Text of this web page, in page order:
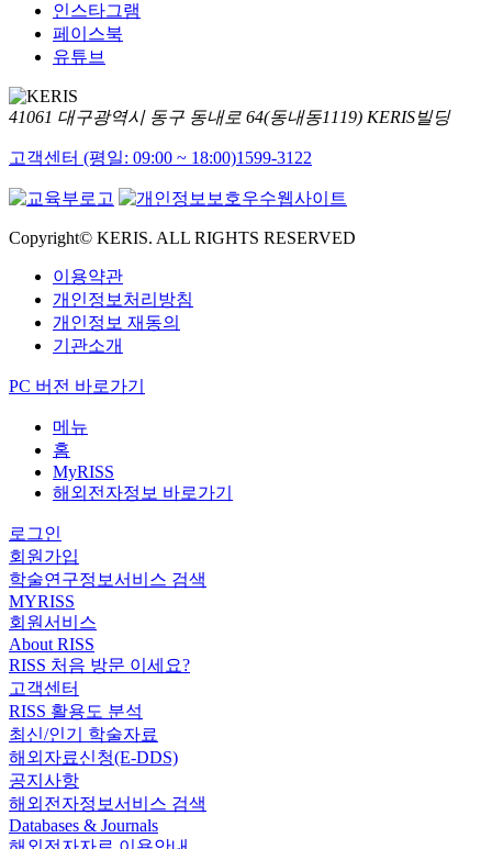
인스타그램
페이스북
유튜브
41061 대구광역시 동구 동내로 64(동내동1119) KERIS빌딩
고객센터 (평일: 09:00 ~ 18:00)1599-3122
Copyright© KERIS. ALL RIGHTS RESERVED
이용약관
개인정보처리방침
개인정보 재동의
기관소개
PC 버전 바로가기
메뉴
홈
MyRISS
해외전자정보 바로가기
로그인
회원가입
학술연구정보서비스 검색
MYRISS
회원서비스
About RISS
RISS 처음 방문 이세요?
고객센터
RISS 활용도 분석
최신/인기 학술자료
해외자료신청(E-DDS)
공지사항
해외전자정보서비스 검색
Databases & Journals